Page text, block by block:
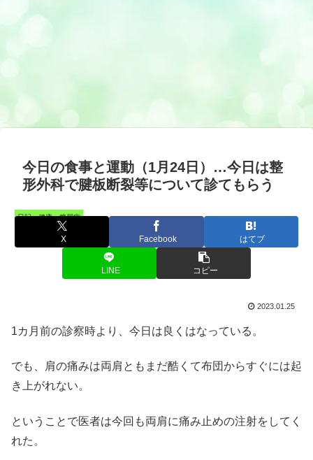
今日の食事と運動（1月24日）…今日は整
形外科で腱板断裂等について診てもらう
日記・健康・糖尿病
X Facebook はてブ
LINE コピー
2023.01.25
1カ月前の診察時より、今日は良くはなっている。
でも、肩の痛みは両肩ともまだ酷くて布団からすぐには起
き上がれない。
ということで医者は今回も両肩に痛み止めの注射をしてく
れた。